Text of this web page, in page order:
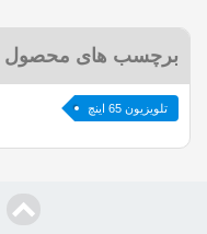
برچسب های محصول
تلویزیون 65 اینچ